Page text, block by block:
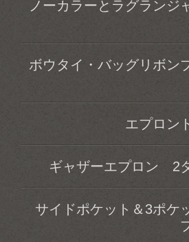
ノーカラーとラグランジ
ボウタイ・バッグリボン
エプロン
ギャザーエプロン 2
サイドポケット＆3ポケ